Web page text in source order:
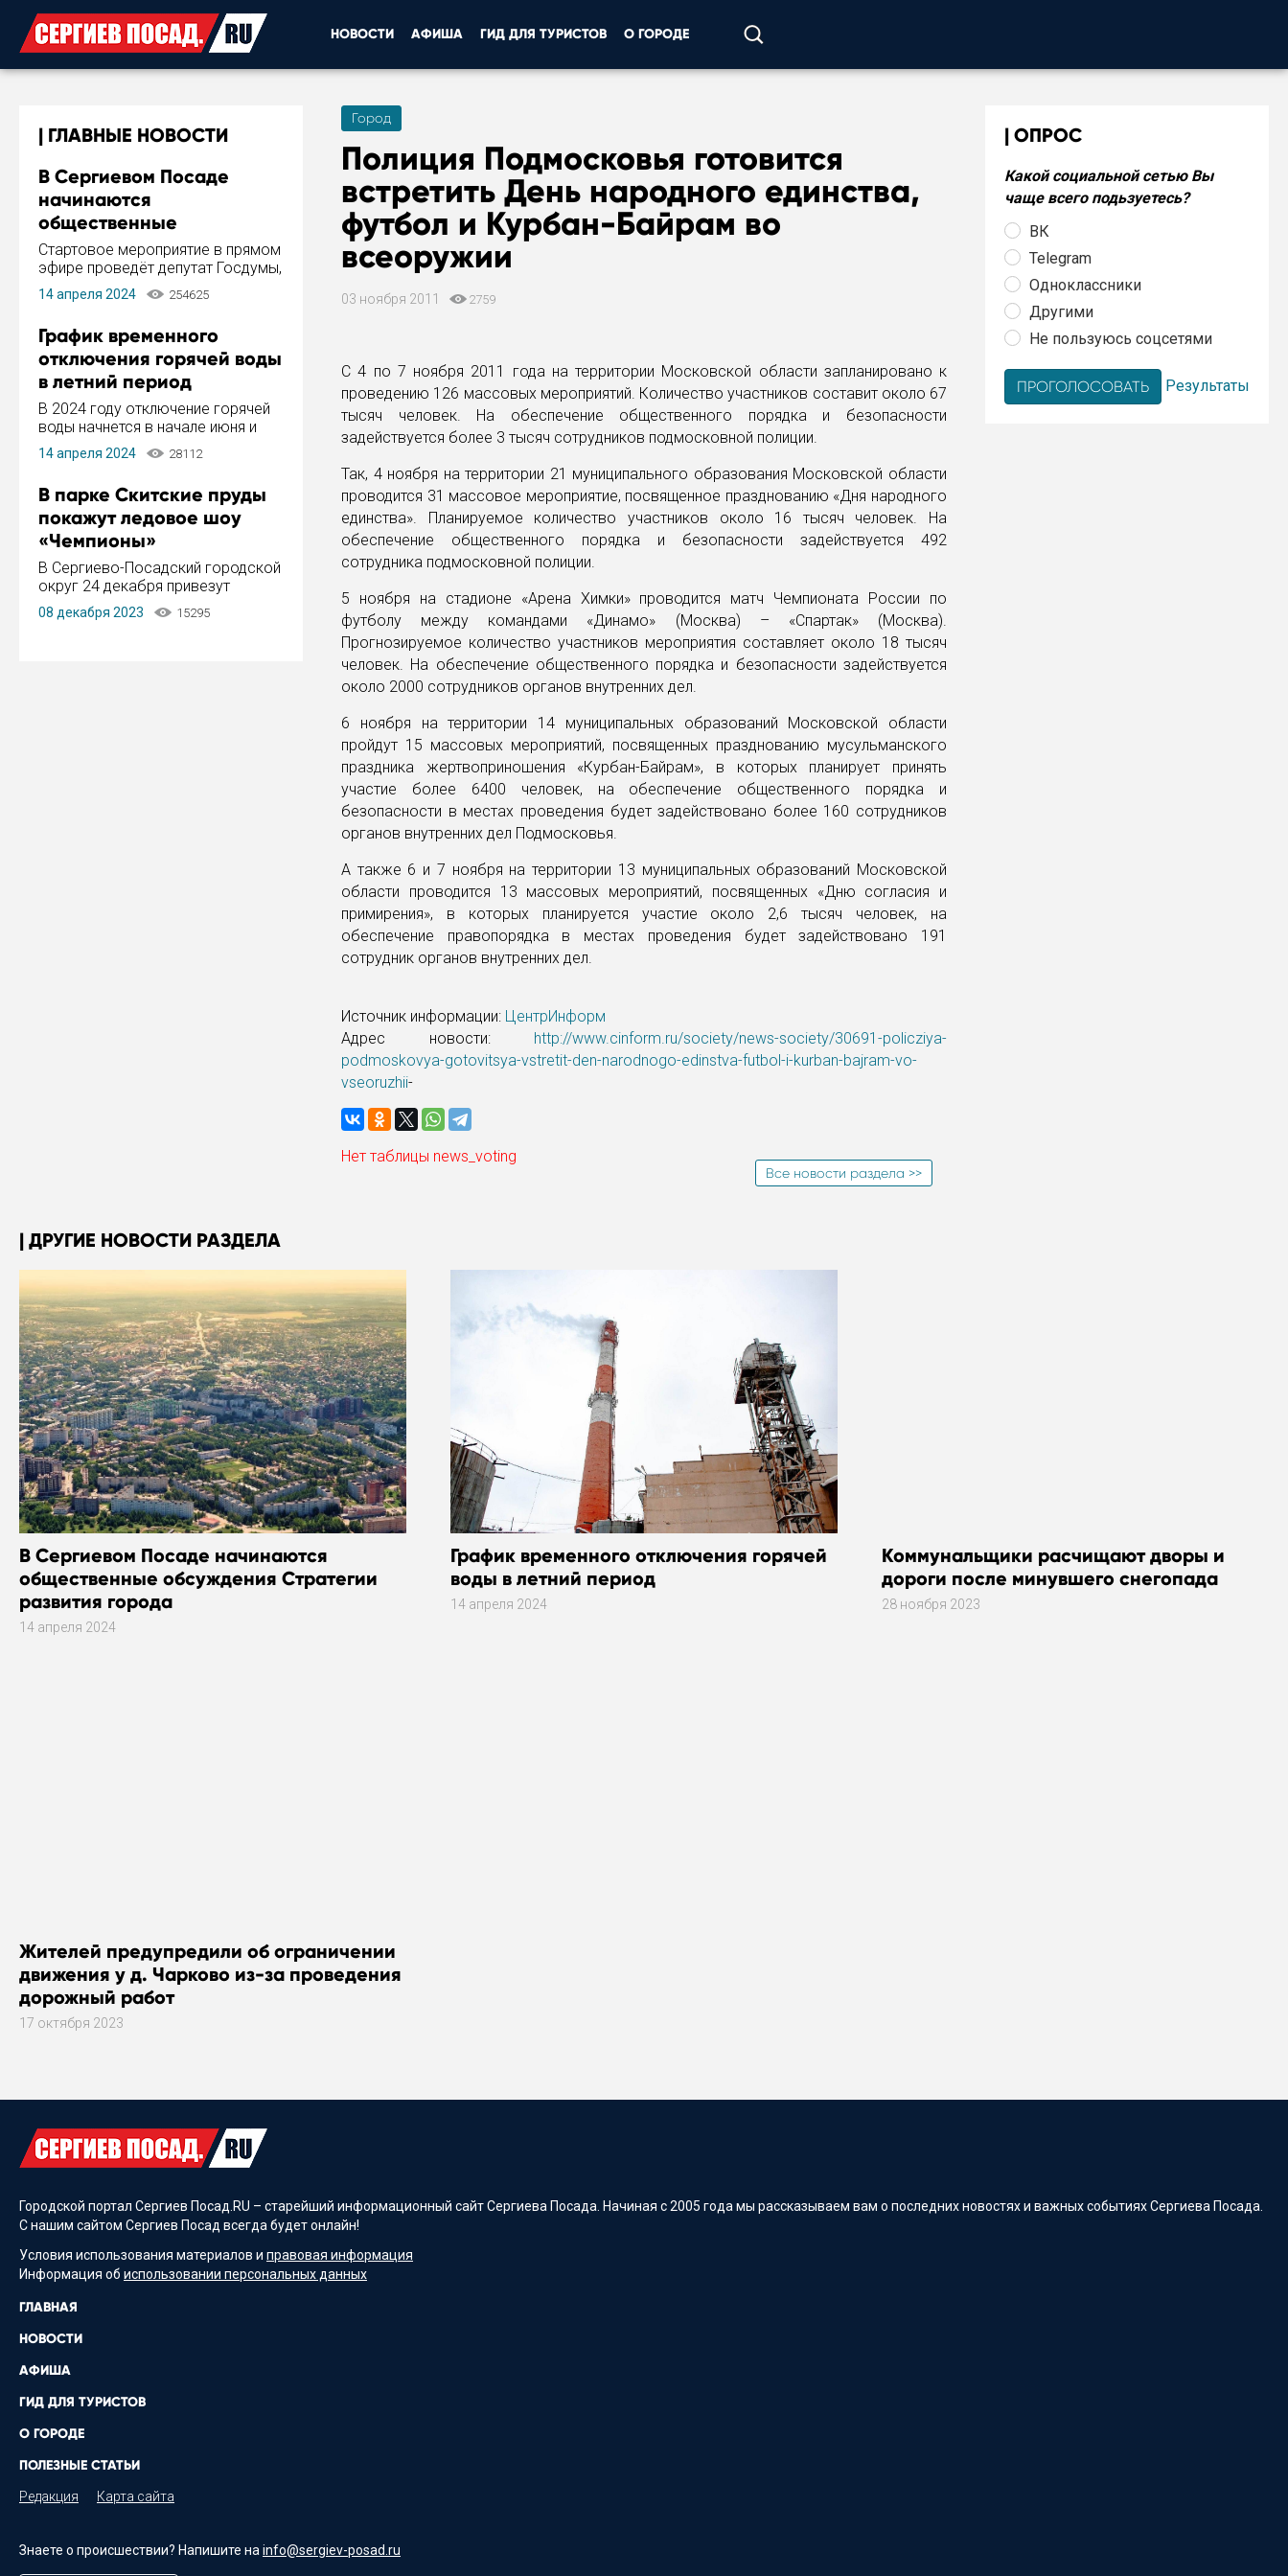
НОВОСТИ АФИША ГИД ДЛЯ ТУРИСТОВ О ГОРОДЕ
ГЛАВНЫЕ НОВОСТИ
В Сергиевом Посаде
начинаются
общественные
обсуждения Стратегии
развития города
Стартовое мероприятие в прямом
эфире проведёт депутат Госдумы,
инициатор и автор Концепции
развития Сергиева Посада и
Пахомов.
14 апреля 2024 254625
График временного
отключения горячей воды
в летний период
В 2024 году отключение горячей
воды начнется в начале июня и
завершится в конце августа.
Период отключения составит не
14 апреля 2024 28112
В парке Скитские пруды
покажут ледовое шоу
«Чемпионы»
В Сергиево-Посадский городской
округ 24 декабря привезут
ледовый тур «Чемпионы»
заслуженного мастера спорта,
08 декабря 2023 15295
Город
Полиция Подмосковья готовится
встретить День народного единства,
футбол и Курбан-Байрам во
всеоружии
03 ноября 2011 2759
С 4 по 7 ноября 2011 года на территории Московской области запланировано к
проведению 126 массовых мероприятий. Количество участников составит около 67
тысяч человек. На обеспечение общественного порядка и безопасности
задействуется более 3 тысяч сотрудников подмосковной полиции.
Так, 4 ноября на территории 21 муниципального образования Московской области
проводится 31 массовое мероприятие, посвященное празднованию «Дня народного
единства». Планируемое количество участников около 16 тысяч человек. На
обеспечение общественного порядка и безопасности задействуется 492
сотрудника подмосковной полиции.
5 ноября на стадионе «Арена Химки» проводится матч Чемпионата России по
футболу между командами «Динамо» (Москва) – «Спартак» (Москва).
Прогнозируемое количество участников мероприятия составляет около 18 тысяч
человек. На обеспечение общественного порядка и безопасности задействуется
около 2000 сотрудников органов внутренних дел.
6 ноября на территории 14 муниципальных образований Московской области
пройдут 15 массовых мероприятий, посвященных празднованию мусульманского
праздника жертвоприношения «Курбан-Байрам», в которых планирует принять
участие более 6400 человек, на обеспечение общественного порядка и
безопасности в местах проведения будет задействовано более 160 сотрудников
органов внутренних дел Подмосковья.
А также 6 и 7 ноября на территории 13 муниципальных образований Московской
области проводится 13 массовых мероприятий, посвященных «Дню согласия и
примирения», в которых планируется участие около 2,6 тысяч человек, на
обеспечение правопорядка в местах проведения будет задействовано 191
сотрудник органов внутренних дел.
Источник информации: ЦентрИнформ
Адрес новости: http://www.cinform.ru/society/news-society/30691-policziya-
podmoskovya-gotovitsya-vstretit-den-narodnogo-edinstva-futbol-i-kurban-bajram-vo-
vseoruzhii-
Нет таблицы news_voting
Все новости раздела >>
ОПРОС
Какой социальной сетью Вы
чаще всего подьзуетесь?
ВК
Telegram
Одноклассники
Другими
Не пользуюсь соцсетями
Результаты
ДРУГИЕ НОВОСТИ РАЗДЕЛА
В Сергиевом Посаде начинаются
общественные обсуждения Стратегии
развития города
14 апреля 2024
График временного отключения горячей
воды в летний период
14 апреля 2024
Коммунальщики расчищают дворы и
дороги после минувшего снегопада
28 ноября 2023
Жителей предупредили об ограничении
движения у д. Чарково из-за проведения
дорожный работ
17 октября 2023
Городской портал Сергиев Посад.RU – старейший информационный сайт Сергиева Посада. Начиная с 2005 года мы рассказываем вам о последних новостях и важных событиях Сергиева Посада.
С нашим сайтом Сергиев Посад всегда будет онлайн!
Условия использования материалов и правовая информация
Информация об использовании персональных данных
ГЛАВНАЯ
НОВОСТИ
АФИША
ГИД ДЛЯ ТУРИСТОВ
О ГОРОДЕ
ПОЛЕЗНЫЕ СТАТЬИ
Редакция Карта сайта
Знаете о происшествии? Напишите на info@sergiev-posad.ru